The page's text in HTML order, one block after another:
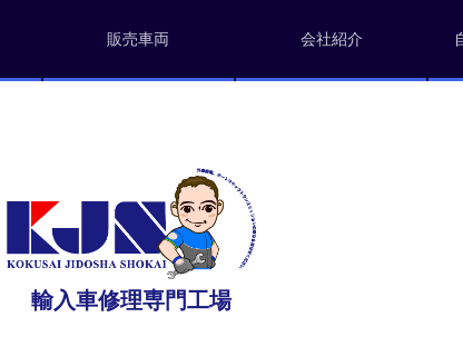
販売車両 会社紹介
輸入車修理専門工場